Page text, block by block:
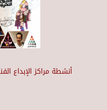
أنشطة مراكز الإبداع